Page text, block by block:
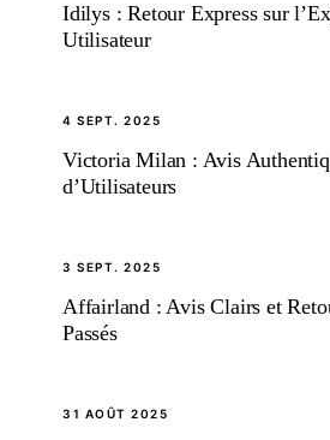
Idilys : Retour Express sur
Utilisateur
4 SEPT. 2025
Victoria Milan : Avis
d’Utilisateurs
3 SEPT. 2025
Affairland : Avis Clairs et
Passés
31 AOÛT 2025